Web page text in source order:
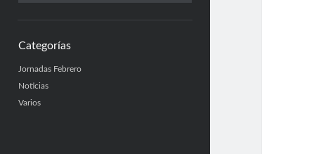
Categorías
Jornadas Febrero
Noticias
Varios